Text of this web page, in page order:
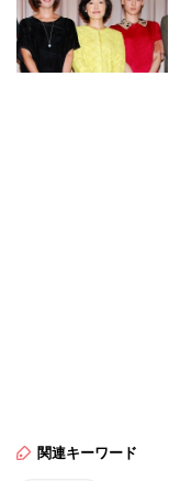
関連キーワード